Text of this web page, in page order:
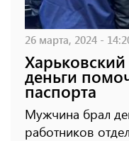
26 марта, 2024 -
деньги
паспорта
Мужчина брал
работников